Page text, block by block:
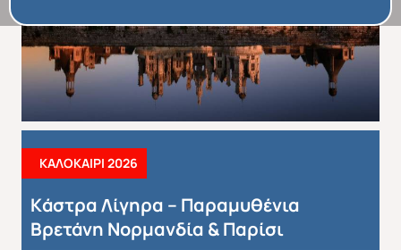
ΚΑΛΟΚΑΙΡΙ 2026
Kάστρα Λίγηρα – Παραμυθένια
Βρετάνη Νορμανδία & Παρίσι